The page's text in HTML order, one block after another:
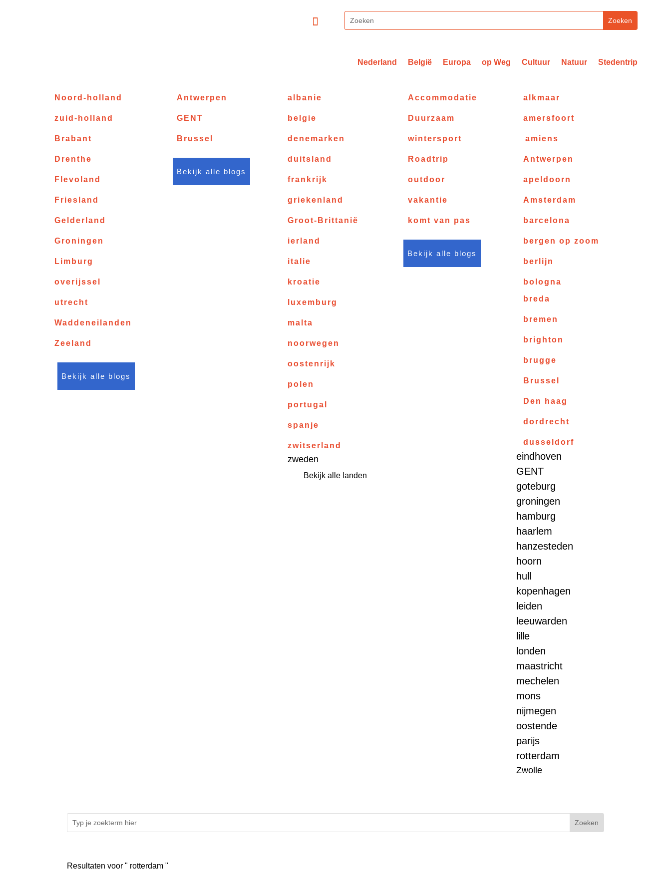
Nederland België Europa op Weg Cultuur Natuur Stedentrip
Noord-holland
zuid-holland
Brabant
Drenthe
Flevoland
Friesland
Gelderland
Groningen
Limburg
overijssel
utrecht
Waddeneilanden
Zeeland
Bekijk alle blogs
Antwerpen
GENT
Brussel
Bekijk alle blogs
albanie
belgie
denemarken
duitsland
frankrijk
griekenland
Groot-Brittanië
ierland
italie
kroatie
luxemburg
malta
noorwegen
oostenrijk
polen
portugal
spanje
zwitserland
zweden
Bekijk alle landen
Accommodatie
Duurzaam
wintersport
Roadtrip
outdoor
vakantie
komt van pas
Bekijk alle blogs
alkmaar
amersfoort
amiens
Antwerpen
apeldoorn
Amsterdam
barcelona
bergen op zoom
berlijn
bologna
breda
bremen
brighton
brugge
Brussel
Den haag
dordrecht
dusseldorf
eindhoven
GENT
goteburg
groningen
hamburg
haarlem
hanzesteden
hoorn
hull
kopenhagen
leiden
leeuwarden
lille
londen
maastricht
mechelen
mons
nijmegen
oostende
parijs
rotterdam
Zwolle
Resultaten voor " rotterdam "